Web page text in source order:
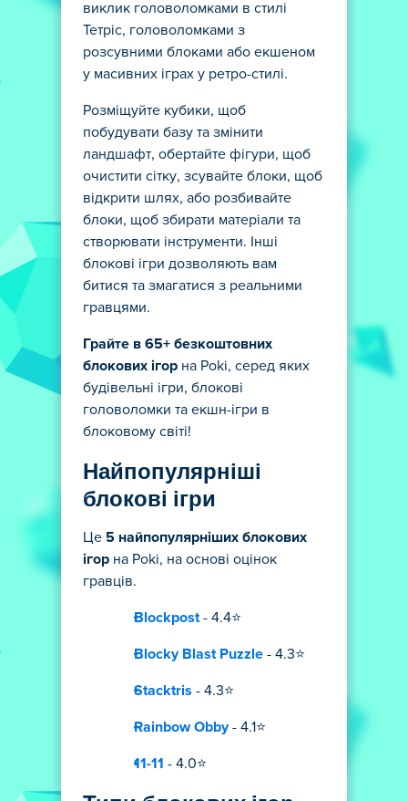
виклик головоломками в стилі
Тетріс, головоломками з
розсувними блоками або екшеном
у масивних іграх у ретро-стилі.
Розміщуйте кубики, щоб
побудувати базу та змінити
ландшафт, обертайте фігури, щоб
очистити сітку, зсувайте блоки, щоб
відкрити шлях, або розбивайте
блоки, щоб збирати матеріали та
створювати інструменти. Інші
блокові ігри дозволяють вам
битися та змагатися з реальними
гравцями.
Грайте в 65+ безкоштовних
блокових ігор на Poki, серед яких
будівельні ігри, блокові
головоломки та екшн-ігри в
блоковому світі!
Найпопулярніші
блокові ігри
Це 5 найпопулярніших блокових
ігор на Poki, на основі оцінок
гравців.
Blockpost - 4.4⭐
Blocky Blast Puzzle - 4.3⭐
Stacktris - 4.3⭐
Rainbow Obby- 4.1⭐
11-11 - 4.0⭐